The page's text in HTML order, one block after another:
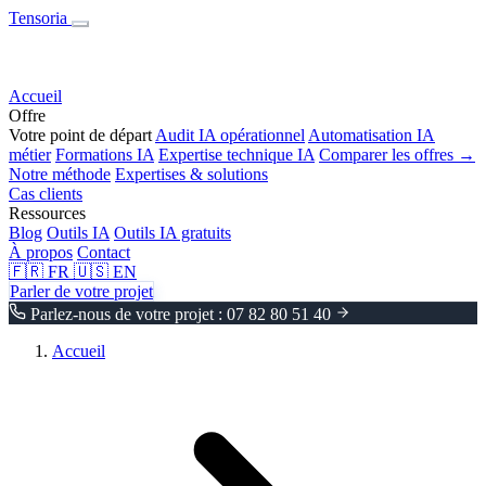
Tensoria
Accueil
Offre
Votre point de départ Audit IA opérationnel Automatisation IA
métier Formations IA Expertise technique IA Comparer les offres →
Notre méthode Expertises & solutions
Cas clients
Ressources
Blog Outils IA Outils IA gratuits
À propos Contact
🇫🇷 FR 🇺🇸 EN
Parler de votre projet
Parlez-nous de votre projet : 07 82 80 51 40
Accueil